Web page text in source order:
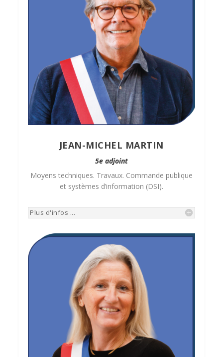
JEAN-MICHEL MARTIN
5e adjoint
Moyens techniques. Travaux. Commande publique
et systèmes d’information (DSI).
Plus d'infos ...